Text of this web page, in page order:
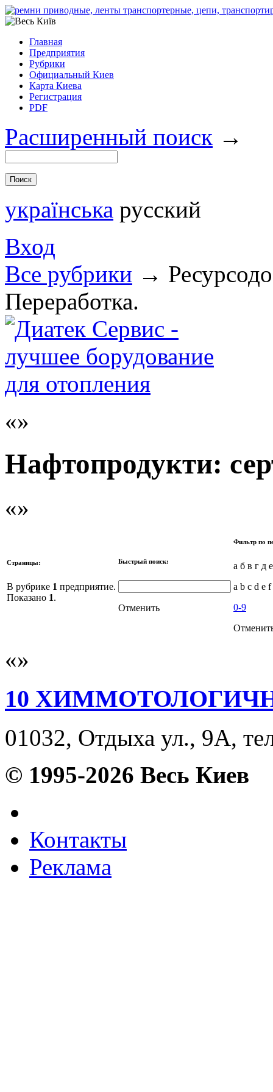
Главная
Предприятия
Рубрики
Официальный Киев
Карта Киева
Регистрация
PDF
Расширенный поиск →
українська русский
Вход
Все рубрики →
Переработка.
Нафтопродукти:
Страницы:
В рубрике 1 предприятие.
Показано 1.
Быстрый поиск:
Отменить
Фильтр по
а б в г д
a b c d e
0-9
10
01032, Отдыха ул., 9А,
© 1995-2026 Весь Киев
Контакты
Реклама